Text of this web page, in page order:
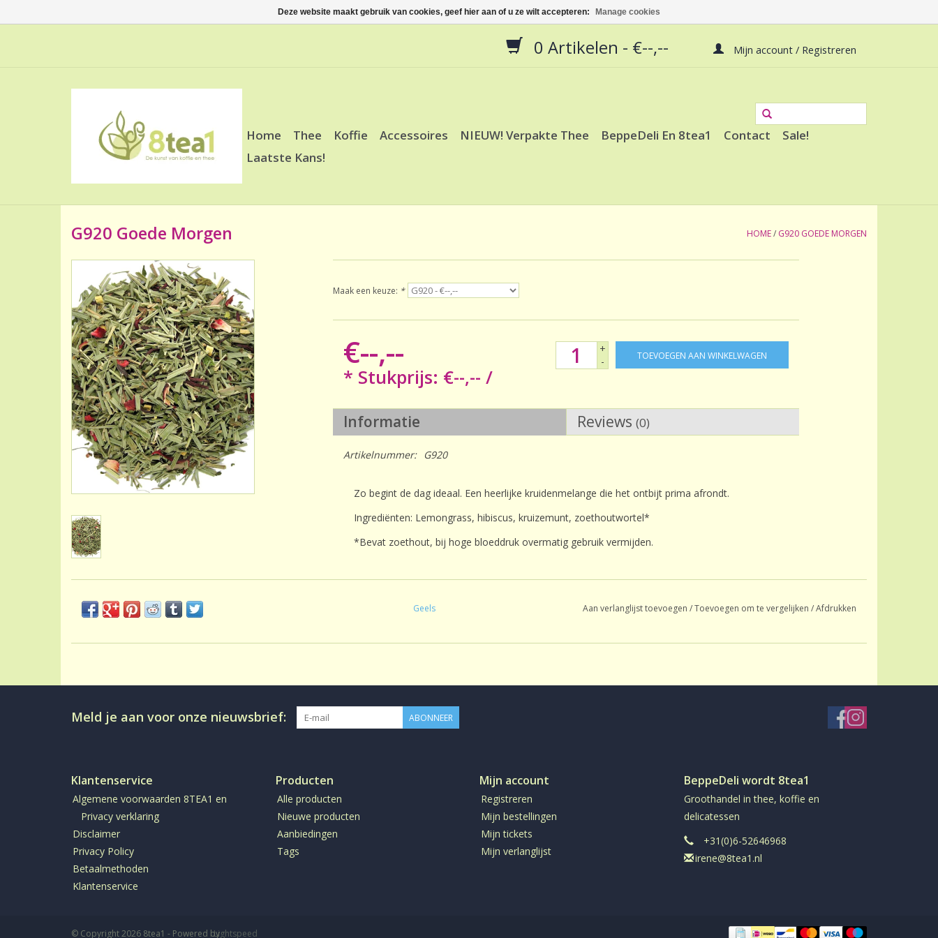
0 Artikelen - €--,-- Mijn account / Registreren
Home Thee Koffie Accessoires NIEUW! Verpakte Thee BeppeDeli En 8tea1 Contact
Sale!
Laatste Kans!
G920 Goede Morgen HOME/ G920 GOEDE MORGEN
Maak een keuze: *
€--,--
* Stukprijs: €--,-- /
+
-
TOEVOEGEN AAN WINKELWAGEN
Informatie Reviews (0)
Artikelnummer: G920
Zo begint de dag ideaal. Een heerlijke kruidenmelange die het ontbijt prima afrondt.
Ingrediënten: Lemongrass, hibiscus, kruizemunt, zoethoutwortel*
*Bevat zoethout, bij hoge bloeddruk overmatig gebruik vermijden.
Geels Aan verlanglijst toevoegen /Toevoegen om te vergelijken /Afdrukken
Meld je aan voor onze nieuwsbrief: ABONNEER
Klantenservice
Algemene voorwaarden 8TEA1 en
Privacy verklaring
Disclaimer
Privacy Policy
Betaalmethoden
Klantenservice
Producten
Alle producten
Nieuwe producten
Aanbiedingen
Tags
Mijn account
Registreren
Mijn bestellingen
Mijn tickets
Mijn verlanglijst
BeppeDeli wordt 8tea1
Groothandel in thee, koffie en
delicatessen
+31(0)6-52646968
irene@8tea1.nl
© Copyright 2026 8tea1 - Powered byLightspeed
Deze website maakt gebruik van cookies, geef hier aan of u ze wilt accepteren: Manage cookies